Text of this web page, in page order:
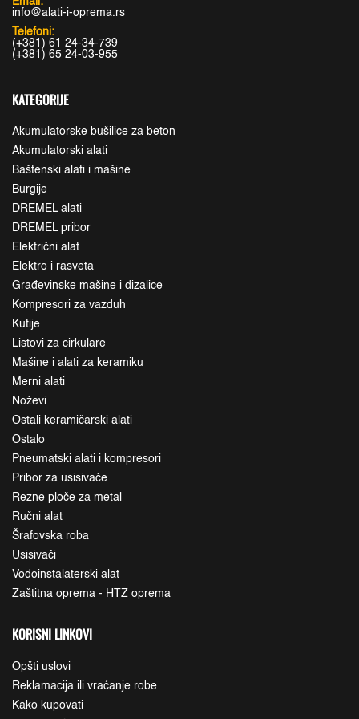
info@alati-i-oprema.rs
Telefoni:
(+381) 61 24-34-739
(+381) 65 24-03-955
KATEGORIJE
Akumulatorske bušilice za beton
Akumulatorski alati
Baštenski alati i mašine
Burgije
DREMEL alati
DREMEL pribor
Električni alat
Elektro i rasveta
Građevinske mašine i dizalice
Kompresori za vazduh
Kutije
Listovi za cirkulare
Mašine i alati za keramiku
Merni alati
Noževi
Ostali keramičarski alati
Ostalo
Pneumatski alati i kompresori
Pribor za usisivače
Rezne ploče za metal
Ručni alat
Šrafovska roba
Usisivači
Vodoinstalaterski alat
Zaštitna oprema - HTZ oprema
KORISNI LINKOVI
Opšti uslovi
Reklamacija ili vraćanje robe
Kako kupovati